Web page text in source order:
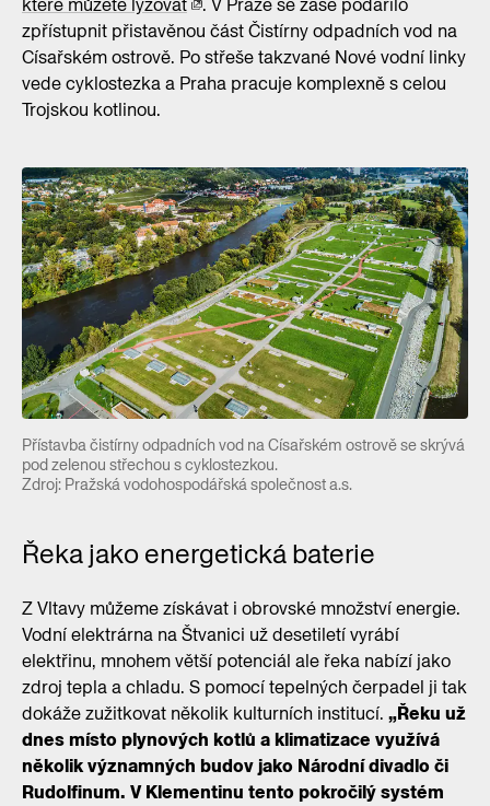
zpřístupnit přistavěnou část Čistírny odpadních vod na
Císařském ostrově. Po střeše takzvané Nové vodní linky
vede cyklostezka a Praha pracuje komplexně s celou
Trojskou kotlinou.
Přístavba čistírny odpadních vod na Císařském ostrově se skrývá
pod zelenou střechou s cyklostezkou.
Zdroj: Pražská vodohospodářská společnost a.s.
Řeka jako energetická baterie
Z Vltavy můžeme získávat i obrovské množství energie.
Vodní elektrárna na Štvanici už desetiletí vyrábí
elektřinu, mnohem větší potenciál ale řeka nabízí jako
zdroj tepla a chladu. S pomocí tepelných čerpadel ji tak
dokáže zužitkovat několik kulturních institucí. „Řeku už
dnes místo plynových kotlů a klimatizace využívá
několik významných budov jako Národní divadlo či
Rudolfinum. V Klementinu tento pokročilý systém